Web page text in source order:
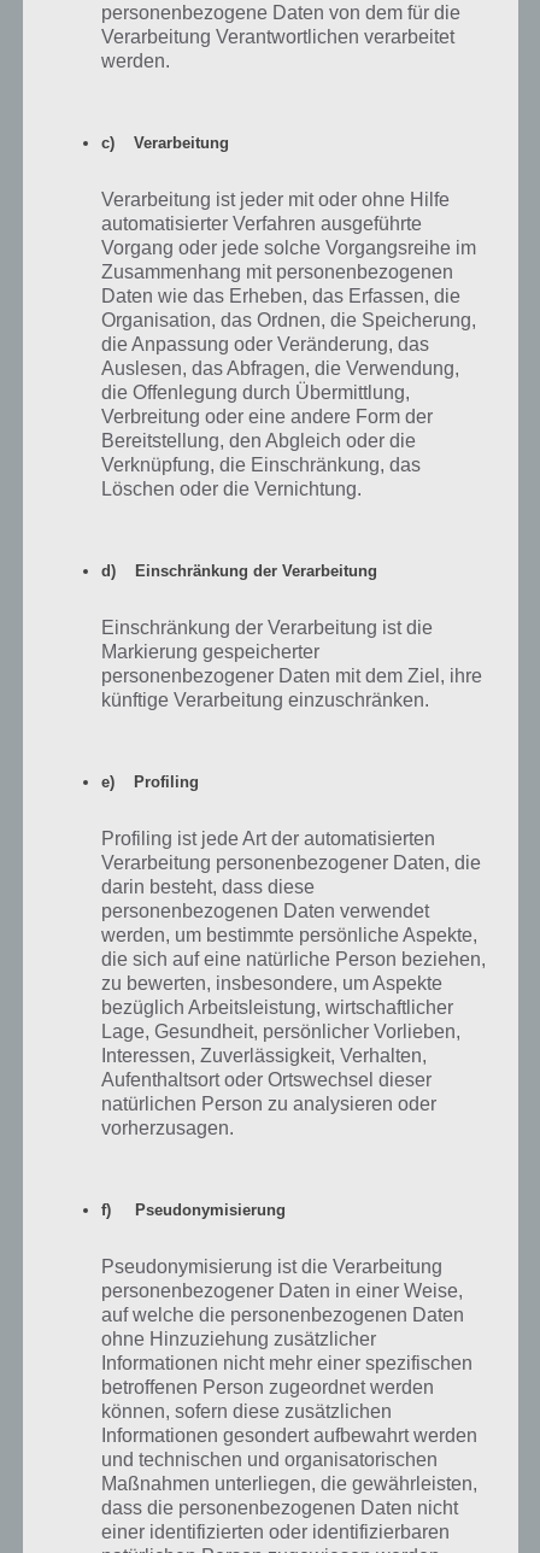
100 Doors 2013: Level 7 Lösung
Weiter geht es also mit Level 7 von 100 Doors 2013. Hier finden wir
darunter (also unter den Zahlen) in den Schlitz die Karte ein und die
Tür öffnet sich sofort.
100 Doors 2013 Level 7
Lösung
Axt, welche an der Wand rechts neben der Tü hängt ab. Nun wählen
wir die Axt zur Lösung aus unserem Inventar aus und klicken damit
auf die Bretter. Dahinter findet sich nun eine Kugel.
Wenn wir uns an Level 3 erinnern, ist das Level schnell gelöst. Wir
klicken auf die Kugel, wählen diese nun in unserem Inventar aus,
legen diese über der Tür ein und neigen unser Android Device um 90
grad, sodass die Kugel erneut runterrutschen kann. So ist auch
dieses Level von 100 Doors 2013 gelöst.
100 Doors 2013 Level 8
Lösung
personenbezogene Daten von dem für die
Verarbeitung Verantwortlichen verarbeitet
werden.
c) Verarbeitung
Verarbeitung ist jeder mit oder ohne Hilfe
automatisierter Verfahren ausgeführte
Vorgang oder jede solche Vorgangsreihe im
Zusammenhang mit personenbezogenen
Daten wie das Erheben, das Erfassen, die
Organisation, das Ordnen, die Speicherung,
die Anpassung oder Veränderung, das
Auslesen, das Abfragen, die Verwendung,
die Offenlegung durch Übermittlung,
Verbreitung oder eine andere Form der
Bereitstellung, den Abgleich oder die
Verknüpfung, die Einschränkung, das
Löschen oder die Vernichtung.
d) Einschränkung der Verarbeitung
Einschränkung der Verarbeitung ist die
Markierung gespeicherter
personenbezogener Daten mit dem Ziel, ihre
künftige Verarbeitung einzuschränken.
e) Profiling
Profiling ist jede Art der automatisierten
Verarbeitung personenbezogener Daten, die
darin besteht, dass diese
personenbezogenen Daten verwendet
werden, um bestimmte persönliche Aspekte,
die sich auf eine natürliche Person beziehen,
zu bewerten, insbesondere, um Aspekte
bezüglich Arbeitsleistung, wirtschaftlicher
Lage, Gesundheit, persönlicher Vorlieben,
Interessen, Zuverlässigkeit, Verhalten,
Aufenthaltsort oder Ortswechsel dieser
natürlichen Person zu analysieren oder
vorherzusagen.
f) Pseudonymisierung
Pseudonymisierung ist die Verarbeitung
personenbezogener Daten in einer Weise,
auf welche die personenbezogenen Daten
ohne Hinzuziehung zusätzlicher
Informationen nicht mehr einer spezifischen
betroffenen Person zugeordnet werden
können, sofern diese zusätzlichen
Informationen gesondert aufbewahrt werden
und technischen und organisatorischen
Maßnahmen unterliegen, die gewährleisten,
dass die personenbezogenen Daten nicht
einer identifizierten oder identifizierbaren